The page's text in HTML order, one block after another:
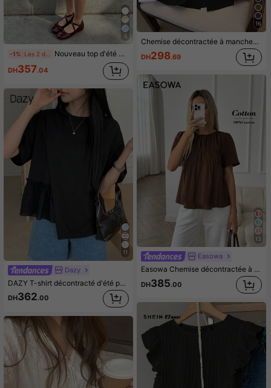
5
-1% Nouveau top d'été noir pour femme avec col montant français et manches bouffantes, blouse décontractée ample à manches courtes avec dentelle contrastante, polyvalente pour les trajets, les rendez-vous et les vacances
DH357.04
11
Dazy
DAZY T-shirt décontracté d'été pour femmes en couleur unie col rond manches courtes, coupe ample avec ourlet à volants
DH362.00
16
Chemise décontractée à manches courtes de couleur unie pour femmes, été
DH298.69
13
Easowa
Easowa Chemise décontractée à manches courtes, col rond et plissée de couleur unie pour femmes
DH385.00